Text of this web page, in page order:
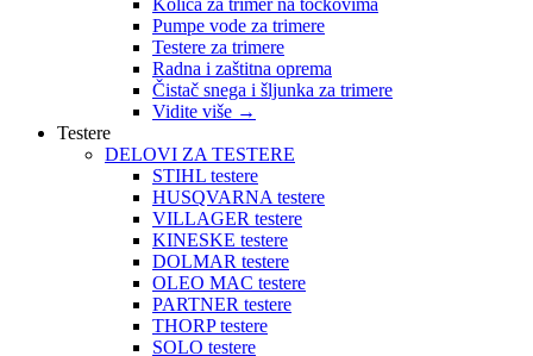
Kolica za trimer na točkovima
Pumpe vode za trimere
Testere za trimere
Radna i zaštitna oprema
Čistač snega i šljunka za trimere
Vidite više →
Testere
DELOVI ZA TESTERE
STIHL testere
HUSQVARNA testere
VILLAGER testere
KINESKE testere
DOLMAR testere
OLEO MAC testere
PARTNER testere
THORP testere
SOLO testere